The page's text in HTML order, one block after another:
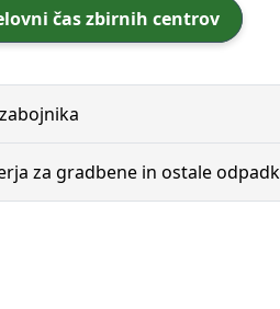
čas zbirnih centrov
za gradbene in ostale